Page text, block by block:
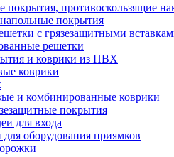
покрытия, противоскользящие
покрытия
с грязезащитными
решетки
и коврики из ПВХ
коврики
и комбинированные коврики
покрытия
для входа
оборудования приямков